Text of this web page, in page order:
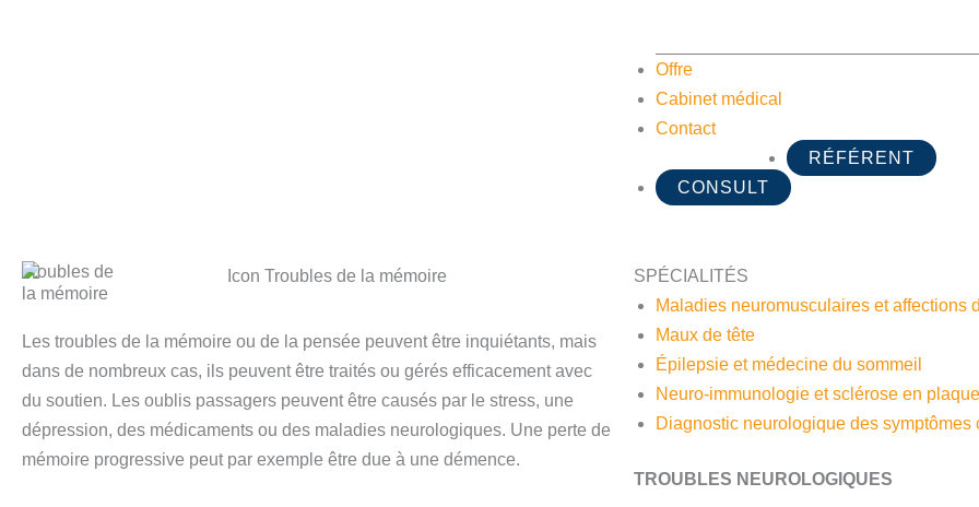
Offre
Cabinet médical
Contact
RÉFÉRENT
CONSULT
Troubles de
la mémoire
Les troubles de la mémoire ou de la pensée peuvent être inquiétants, mais
dans de nombreux cas, ils peuvent être traités ou gérés efficacement avec
du soutien. Les oublis passagers peuvent être causés par le stress, une
dépression, des médicaments ou des maladies neurologiques. Une perte de
mémoire progressive peut par exemple être due à une démence.
SPÉCIALITÉS
Maladies neuromusculaires et affections
Maux de tête
Épilepsie et médecine du sommeil
Neuro-immunologie et sclérose en
Diagnostic neurologique des symptômes
TROUBLES NEUROLOGIQUES